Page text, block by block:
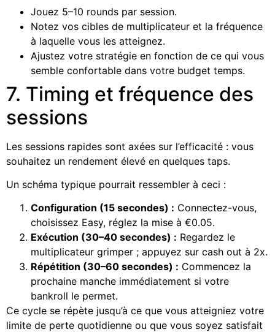
Jouez 5–10 rounds par session.
Notez vos cibles de multiplicateur et la fréquence
à laquelle vous les atteignez.
Ajustez votre stratégie en fonction de ce qui vous
semble confortable dans votre budget temps.
7. Timing et fréquence des
sessions
Les sessions rapides sont axées sur l’efficacité : vous
souhaitez un rendement élevé en quelques taps.
Un schéma typique pourrait ressembler à ceci :
Configuration (15 secondes) : Connectez-vous,
choisissez Easy, réglez la mise à €0.05.
Exécution (30–40 secondes) : Regardez le
multiplicateur grimper ; appuyez sur cash out à 2x.
Répétition (30–60 secondes) : Commencez la
prochaine manche immédiatement si votre
bankroll le permet.
Ce cycle se répète jusqu’à ce que vous atteigniez votre
limite de perte quotidienne ou que vous soyez satisfait